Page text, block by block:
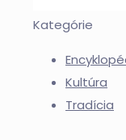
Kategórie
Kultúra
Tradícia